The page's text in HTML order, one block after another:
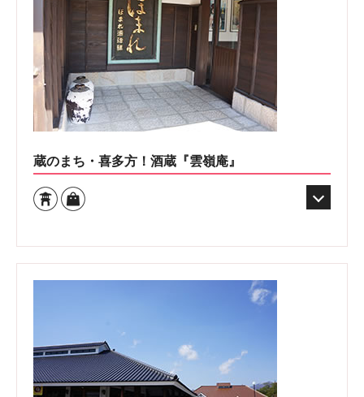
蔵のまち・喜多方！酒蔵『雲嶺庵』